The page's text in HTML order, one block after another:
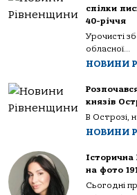
спілки
40-річчя
Урочисті
обласної...
НОВИНИ
князів
В Острозі,
НОВИНИ
на фото
Сьогодні